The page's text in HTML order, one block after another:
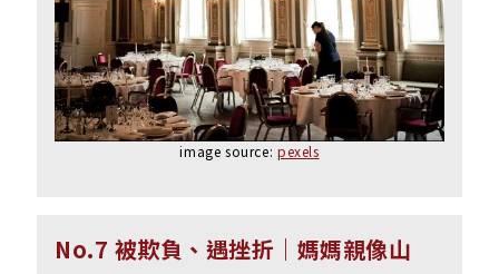
image source: pexels
No.7 被欺負、遇挫折｜媽媽親像山